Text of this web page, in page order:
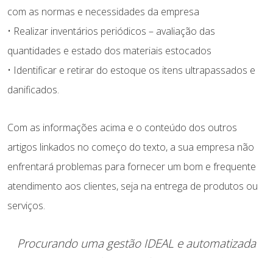
com as normas e necessidades da empresa
• Realizar inventários periódicos – avaliação das
quantidades e estado dos materiais estocados
• Identificar e retirar do estoque os itens ultrapassados e
danificados.
Com as informações acima e o conteúdo dos outros
artigos linkados no começo do texto, a sua empresa não
enfrentará problemas para fornecer um bom e frequente
atendimento aos clientes, seja na entrega de produtos ou
serviços.
Procurando uma gestão IDEAL e automatizada